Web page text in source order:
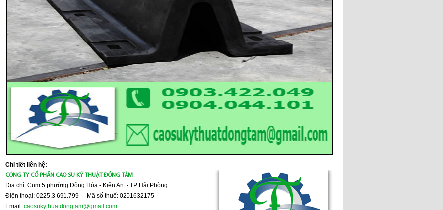
Chi tiết liên hệ:
CÔNG TY CỔ PHẦN CAO SU KỸ THUẬT ĐỒNG TÂM
Địa chỉ: Cụm 5 phường Đồng Hòa - Kiến An - TP Hải Phòng.
Điện thoại: 0225.3 691.799 - Mã số thuế: 0201632175
Email: caosukythuatdongtam@gmail.com